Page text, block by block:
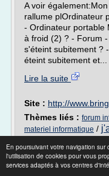
En poursuivant votre navigation sur
l'utilisation de cookies pour vous
services adaptés à vos centres
A voir
rallume plOrdinateur
- Ordinateur portable
à froid (2) ? - Forum
s'éteint subitement ?
éteint subitement et...
Lire la suite
Site : http://
Thèmes liés : forum
materiel informatique /
j ai un
materiel
LYON-8E |